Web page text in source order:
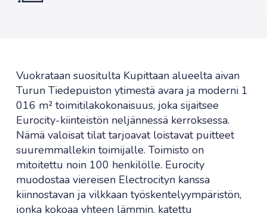
Vuokrataan suositulta Kupittaan alueelta aivan
Turun Tiedepuiston ytimestä avara ja moderni 1
016 m² toimitilakokonaisuus, joka sijaitsee
Eurocity-kiinteistön neljännessä kerroksessa.
Nämä valoisat tilat tarjoavat loistavat puitteet
suuremmallekin toimijalle. Toimisto on
mitoitettu noin 100 henkilölle. Eurocity
muodostaa viereisen Electrocityn kanssa
kiinnostavan ja vilkkaan työskentelyympäristön,
jonka kokoaa yhteen lämmin, katettu